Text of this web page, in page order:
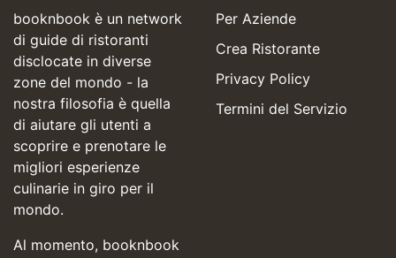
booknbook è un network
di guide di ristoranti
disclocate in diverse
zone del mondo - la
nostra filosofia è quella
di aiutare gli utenti a
scoprire e prenotare le
migliori esperienze
culinarie in giro per il
mondo.
Al momento, booknbook
Per Aziende
Crea Ristorante
Privacy Policy
Termini del Servizio